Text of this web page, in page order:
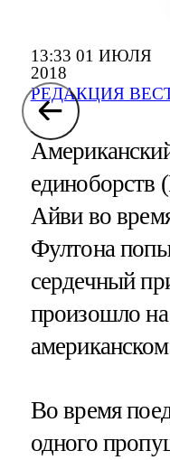
13:33 01 ИЮЛЯ
2018
РЕДАКЦИЯ
Айви во
Фултона
сердечный
произошло
Во время
одного